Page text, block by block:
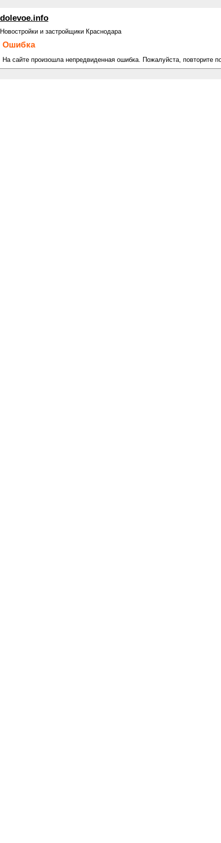
dolevoe.info
Новостройки и застройщики Краснодара
Ошибка
На сайте произошла непредвиденная ошибка. Пожалуйста, повторите